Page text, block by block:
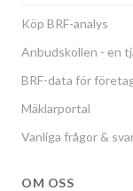
Köp BRF-analys
Anbudskollen - en
BRF-data för
Mäklarportal
Vanliga frågor &
OM OSS